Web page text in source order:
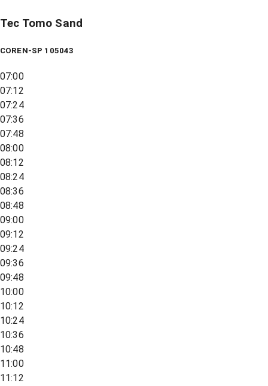
Tec Tomo Sand
COREN-SP 105043
07:00
07:12
07:24
07:36
07:48
08:00
08:12
08:24
08:36
08:48
09:00
09:12
09:24
09:36
09:48
10:00
10:12
10:24
10:36
10:48
11:00
11:12